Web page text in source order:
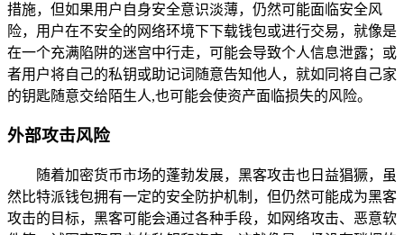
措施，但如果用户自身安全意识淡薄，仍然可能面临安全风
险，用户在不安全的网络环境下下载钱包或进行交易，就像是
在一个充满陷阱的迷宫中行走，可能会导致个人信息泄露；或
者用户将自己的私钥或助记词随意告知他人，就如同将自己家
的钥匙随意交给陌生人,也可能会使资产面临损失的风险。
外部攻击风险
随着加密货币市场的蓬勃发展，黑客攻击也日益猖獗，虽
然比特派钱包拥有一定的安全防护机制，但仍然可能成为黑客
攻击的目标，黑客可能会通过各种手段，如网络攻击、恶意软